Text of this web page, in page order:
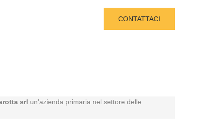
CONTATTACI
srl un’azienda primaria nel settore delle